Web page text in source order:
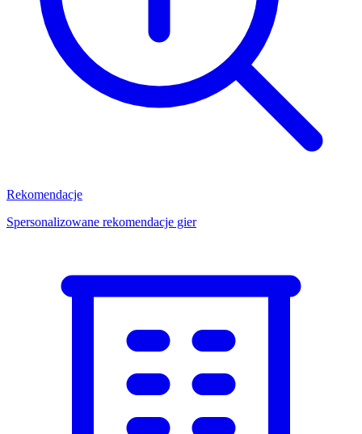
Rekomendacje
Spersonalizowane rekomendacje gier